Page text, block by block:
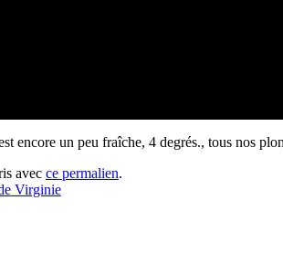
encore un peu fraîche, 4 degrés., tous nos
avec ce permalien.
Virginie